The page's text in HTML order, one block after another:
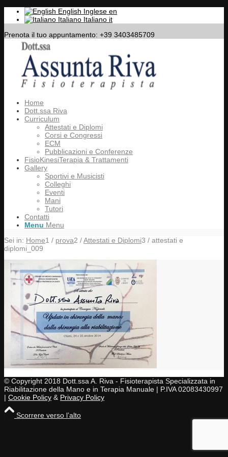
English Inglese en
Italiano Italiano it
Prenota il tuo appuntamento: +39 3403485709
Home
Dott.ssa Riva
Curriculum
Attestati e Diplomi
Corsi e Congressi
ECM
Pubblicazioni e Conferenze
FisioKinesiTerapia & Trattamenti
Gallery
Sportivi e Musicisti
Colleghi
Eventi
Mani
Tutori
Contatti
Menu Menu
Sei in: Home1 / prova2 /Attestati e Diplomi3 / attestati e
diplomi_009
© Copyright 2018 Dott.ssa A. Riva - Fisioterapista Specializzata in
Riabilitazione della Mano e in Terapia Manuale | P.IVA 02083430997
| Cookie Policy & Privacy Policy
Scorrere verso l’alto